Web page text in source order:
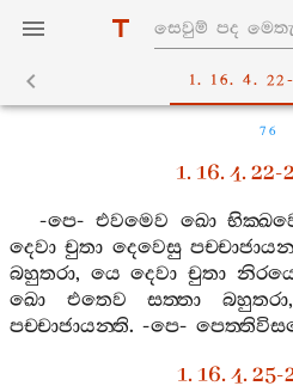
1. 16. 4.
76
1. 16. 4. 22-
-පෙ-එවමෙව ඛො
දෙවා චුතා දෙවෙසු
බහුතරා, යෙ දෙවා චුතා
ඛො
එතෙව සත‍්තා බහුතරා
පච‍්චාජායන‍්ති. -පෙ-
1. 16. 4. 25-